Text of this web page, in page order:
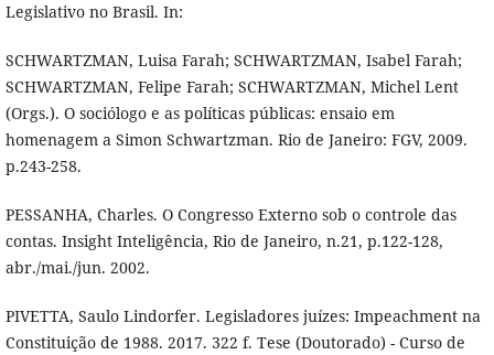
Legislativo no Brasil. In:
SCHWARTZMAN, Luisa Farah; SCHWARTZMAN, Isabel Farah;
SCHWARTZMAN, Felipe Farah; SCHWARTZMAN, Michel Lent
(Orgs.). O sociólogo e as políticas públicas: ensaio em
homenagem a Simon Schwartzman. Rio de Janeiro: FGV, 2009.
p.243-258.
PESSANHA, Charles. O Congresso Externo sob o controle das
contas. Insight Inteligência, Rio de Janeiro, n.21, p.122-128,
abr./mai./jun. 2002.
PIVETTA, Saulo Lindorfer. Legisladores juízes: Impeachment na
Constituição de 1988. 2017. 322 f. Tese (Doutorado) - Curso de